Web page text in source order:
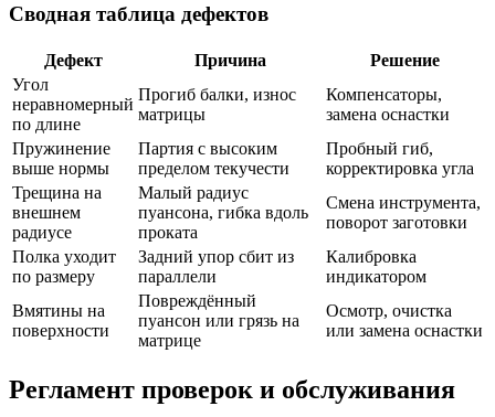
Сводная таблица дефектов
Дефект Причина
Решение
Угол
неравномерный
по длине
Прогиб балки, износ
матрицы
Компенсаторы,
замена оснастки
Пружинение
выше нормы
Партия с высоким
пределом текучести
Пробный гиб,
корректировка угла
Трещина на
внешнем
радиусе
Малый радиус
пуансона, гибка вдоль
проката
Смена инструмента,
поворот заготовки
Полка уходит
по размеру
Задний упор сбит из
параллели
Калибровка
индикатором
Вмятины на
поверхности
Повреждённый
пуансон или грязь на
матрице
Осмотр, очистка
или замена оснастки
Регламент проверок и обслуживания